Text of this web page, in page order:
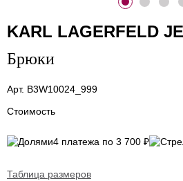
KARL LAGERFELD
Брюки
Арт. B3W10024_999
Стоимость
4 платежа по 3 700 ₽
Таблица размеров